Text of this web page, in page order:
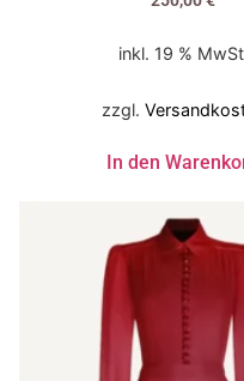
inkl. 19 %
zzgl.
In den